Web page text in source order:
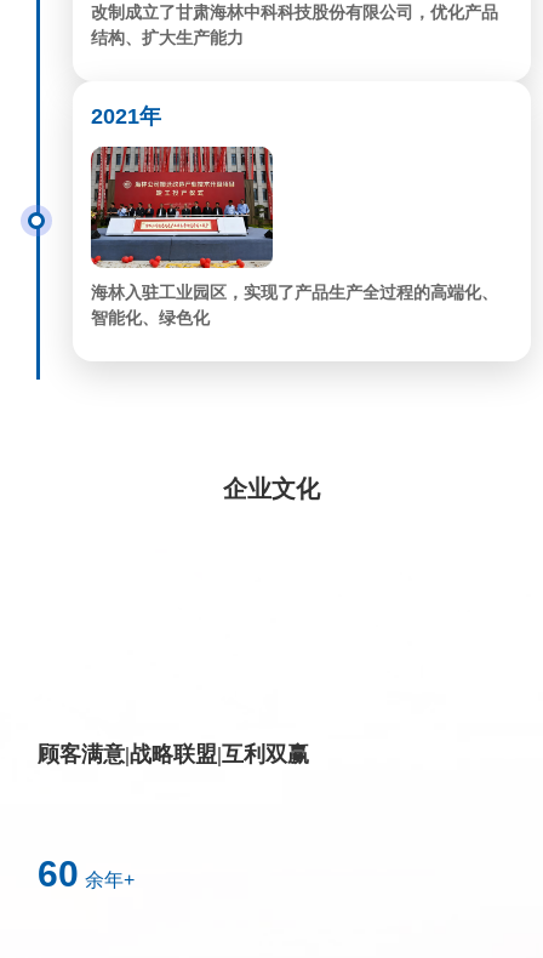
改制成立了甘肃海林中科科技股份有限公司，优化产品
结构、扩大生产能力
2021年
海林入驻工业园区，实现了产品生产全过程的高端化、
智能化、绿色化
企业文化
顾客满意|战略联盟|互利双赢
60 余年+